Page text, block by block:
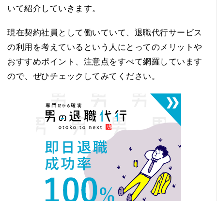
いて紹介していきます。
現在契約社員として働いていて、退職代行サービス
の利用を考えているという人にとってのメリットや
おすすめポイント、注意点をすべて網羅しています
ので、ぜひチェックしてみてください。